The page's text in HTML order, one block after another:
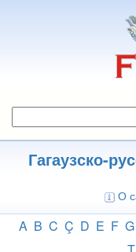
Гагаузско-
О
A B C Ç D E F G